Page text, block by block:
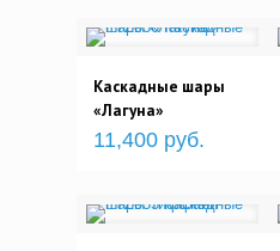
Каскадные шары
«Лагуна»
11,400 руб.